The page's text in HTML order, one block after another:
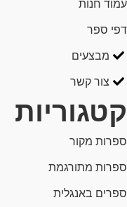
עמוד חנות
דפי ספר
מבצעים
צור קשר
קטגוריות
ספרות מקור
ספרות מתורגמת
ספרים באנגלית